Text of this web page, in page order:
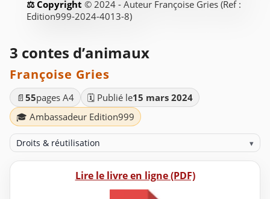
© 2024 - Auteur Françoise Gries (Ref :
Edition999-2024-4013-8)
3 contes d’animaux
Françoise Gries
📄 55pages A4 🗓️ Publié le15 mars 2024
🎓 Ambassadeur Edition999
Droits & réutilisation ▾
Lire le livre en ligne (PDF)